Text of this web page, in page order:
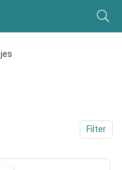
Filter